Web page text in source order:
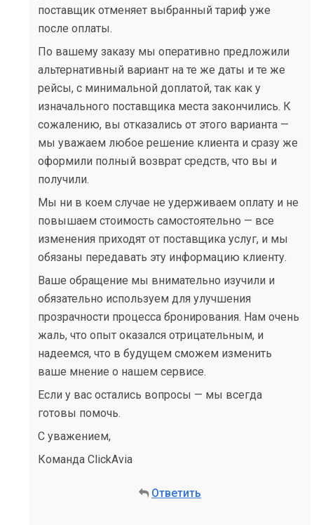
поставщик отменяет выбранный тариф уже
после оплаты.
По вашему заказу мы оперативно предложили
альтернативный вариант на те же даты и те же
рейсы, с минимальной доплатой, так как у
изначального поставщика места закончились. К
сожалению, вы отказались от этого варианта —
мы уважаем любое решение клиента и сразу же
оформили полный возврат средств, что вы и
получили.
Мы ни в коем случае не удерживаем оплату и не
повышаем стоимость самостоятельно — все
изменения приходят от поставщика услуг, и мы
обязаны передавать эту информацию клиенту.
Ваше обращение мы внимательно изучили и
обязательно используем для улучшения
прозрачности процесса бронирования. Нам очень
жаль, что опыт оказался отрицательным, и
надеемся, что в будущем сможем изменить
ваше мнение о нашем сервисе.
Если у вас остались вопросы — мы всегда
готовы помочь.
С уважением,
Команда ClickAvia
Ответить